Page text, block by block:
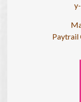
Paytrail